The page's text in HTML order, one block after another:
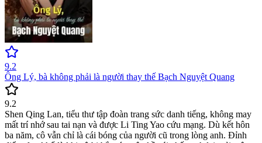
9.2
Ông Lý, bà không phải là người thay thế Bạch Nguyệt Quang
9.2
Shen Qing Lan, tiểu thư tập đoàn trang sức danh tiếng, không may
mất trí nhớ sau tai nạn và được Li Ting Yao cứu mạng. Dù kết hôn
ba năm, cô vẫn chỉ là cái bóng của người cũ trong lòng anh. Đỉnh